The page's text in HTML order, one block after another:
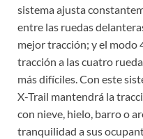
sistema ajusta
entre las ruedas
mejor tracción; y el modo
tracción a las cuatro
más difíciles. Con este
X-Trail mantendrá la
con nieve, hielo, barro o
tranquilidad a sus